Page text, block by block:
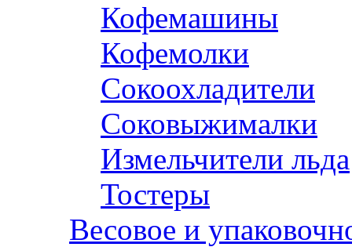
Кофемашины
Кофемолки
Сокоохладители
Соковыжималки
Измельчители льда
Тостеры
Весовое и